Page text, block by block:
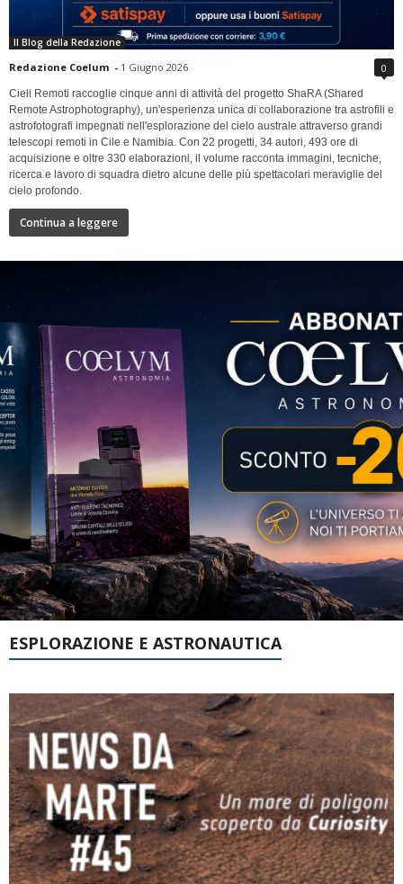
Il Blog della Redazione
Redazione Coelum - 1 Giugno 2026 0
Cieli Remoti raccoglie cinque anni di attività del progetto ShaRA (Shared
Remote Astrophotography), un'esperienza unica di collaborazione tra astrofili e
astrofotografi impegnati nell'esplorazione del cielo australe attraverso grandi
telescopi remoti in Cile e Namibia. Con 22 progetti, 34 autori, 493 ore di
acquisizione e oltre 330 elaborazioni, il volume racconta immagini, tecniche,
ricerca e lavoro di squadra dietro alcune delle più spettacolari meraviglie del
cielo profondo.
Continua a leggere
ESPLORAZIONE E ASTRONAUTICA